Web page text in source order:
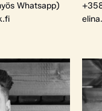
Whatsapp)